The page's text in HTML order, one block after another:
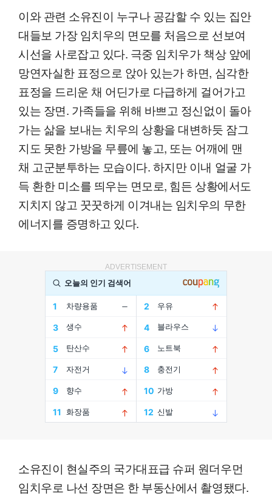
이와 관련 소유진이 누구나 공감할 수 있는 집안
대들보 가장 임치우의 면모를 처음으로 선보여
시선을 사로잡고 있다. 극중 임치우가 책상 앞에
망연자실한 표정으로 앉아 있는가 하면, 심각한
표정을 드리운 채 어딘가로 다급하게 걸어가고
있는 장면. 가족들을 위해 바쁘고 정신없이 돌아
가는 삶을 보내는 치우의 상황을 대변하듯 잠그
지도 못한 가방을 무릎에 놓고, 또는 어깨에 맨
채 고군분투하는 모습이다. 하지만 이내 얼굴 가
득 환한 미소를 띄우는 면모로, 힘든 상황에서도
지치지 않고 꿋꿋하게 이겨내는 임치우의 무한
에너지를 증명하고 있다.
ADVERTISEMENT
소유진이 현실주의 국가대표급 슈퍼 원더우먼
임치우로 나선 장면은 한 부동산에서 촬영됐다.